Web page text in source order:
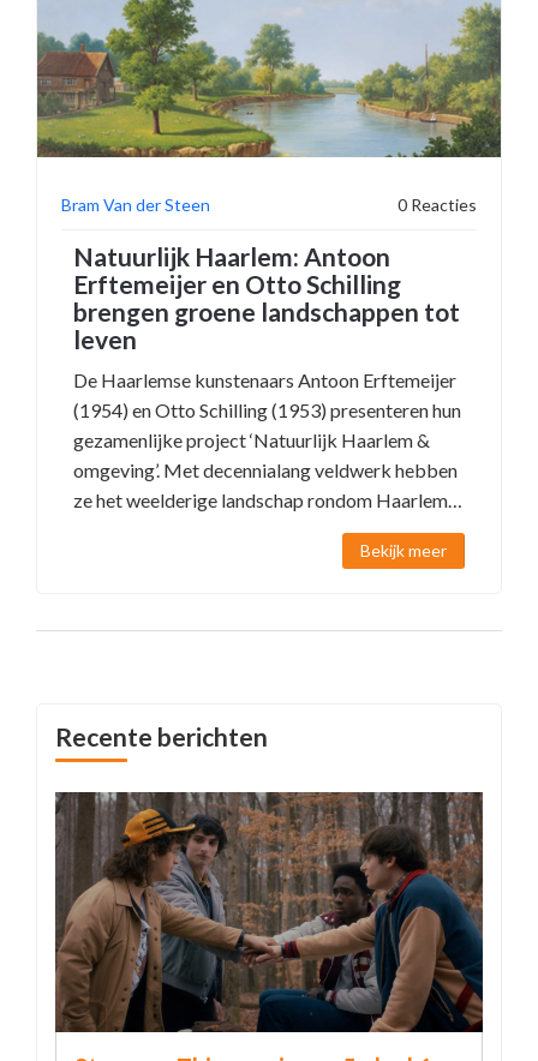
Bram Van der Steen 0 Reacties
Natuurlijk Haarlem: Antoon
Erftemeijer en Otto Schilling
brengen groene landschappen tot
leven
De Haarlemse kunstenaars Antoon Erftemeijer
(1954) en Otto Schilling (1953) presenteren hun
gezamenlijke project ‘Natuurlijk Haarlem &
omgeving’. Met decennialang veldwerk hebben
ze het weelderige landschap rondom Haarlem
vastgelegd in schilderijen en tekeningen. De
Verwey Museum Haarlem zet de werkenBekijk meer
Recente berichten